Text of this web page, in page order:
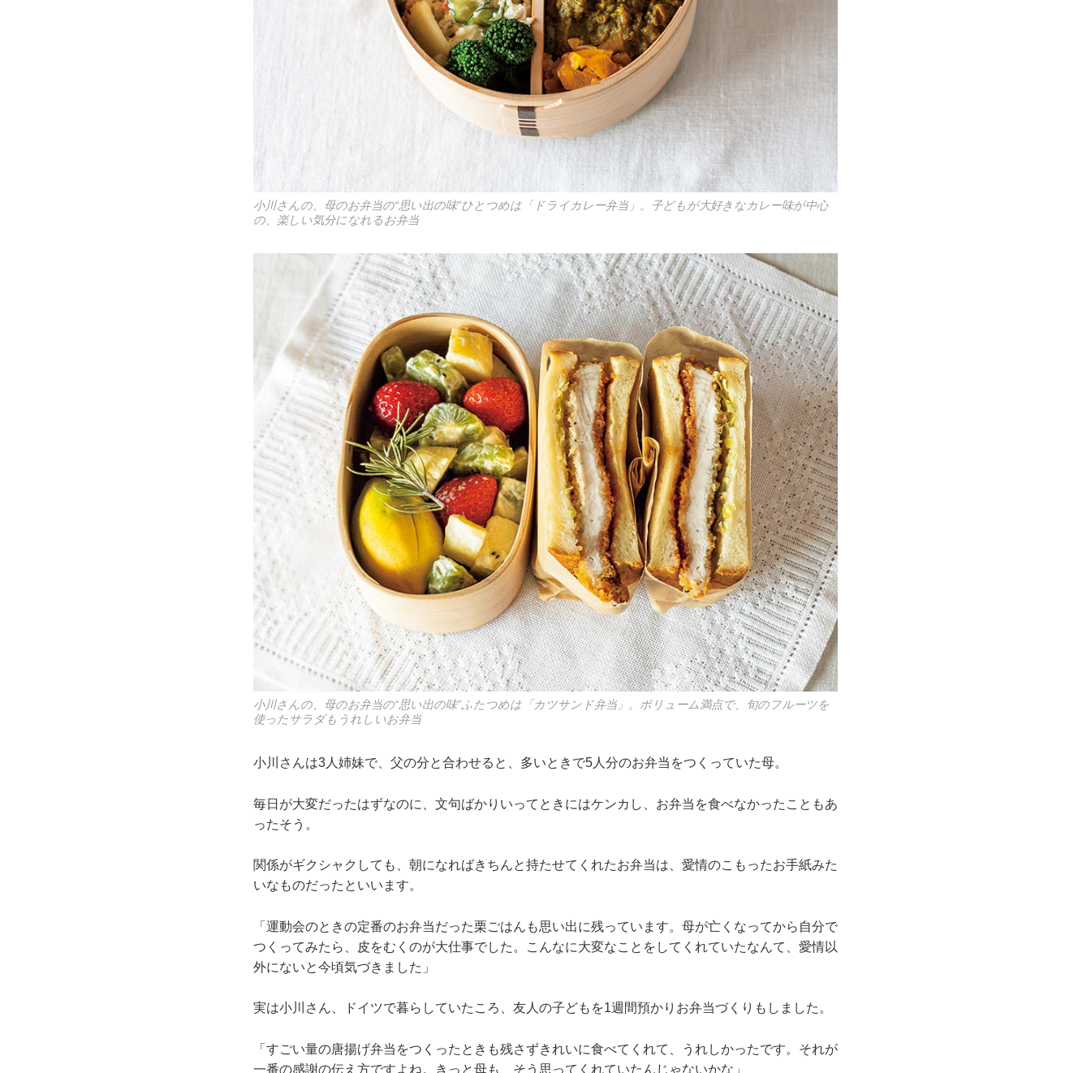
小川さんの、母のお弁当の“思い出の味”ひとつめは「ドライカレー弁当」。子どもが大好きなカレー味が中心
の、楽しい気分になれるお弁当
小川さんの、母のお弁当の“思い出の味”ふたつめは「カツサンド弁当」。ボリューム満点で、旬のフルーツを
使ったサラダもうれしいお弁当
小川さんは3人姉妹で、父の分と合わせると、多いときで5人分のお弁当をつくっていた母。
毎日が大変だったはずなのに、文句ばかりいってときにはケンカし、お弁当を食べなかったこともあ
ったそう。
関係がギクシャクしても、朝になればきちんと持たせてくれたお弁当は、愛情のこもったお手紙みた
いなものだったといいます。
「運動会のときの定番のお弁当だった栗ごはんも思い出に残っています。母が亡くなってから自分で
つくってみたら、皮をむくのが大仕事でした。こんなに大変なことをしてくれていたなんて、愛情以
外にないと今頃気づきました」
実は小川さん、ドイツで暮らしていたころ、友人の子どもを1週間預かりお弁当づくりもしました。
「すごい量の唐揚げ弁当をつくったときも残さずきれいに食べてくれて、うれしかったです。それが
一番の感謝の伝え方ですよね。きっと母も、そう思ってくれていたんじゃないかな」